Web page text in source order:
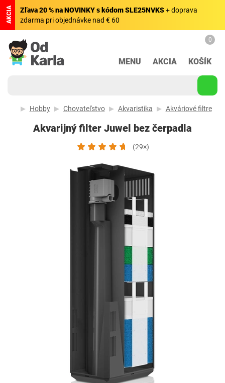
AKCIA Zľava 20 % na NOVINKY s kódom SLE25NVKS+ doprava
zdarma pri objednávke nad € 60
MENU AKCIA
0
KOŠÍK
Hobby Chovateľstvo Akvaristika Akváriové filtre
Akvarijný filter Juwel bez čerpadla
(29×)